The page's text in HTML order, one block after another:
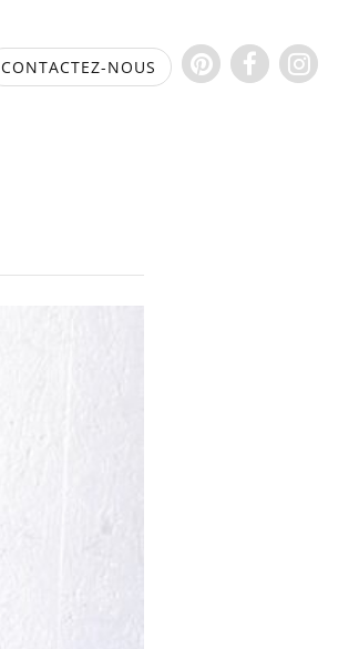
CONTACTEZ-NOUS